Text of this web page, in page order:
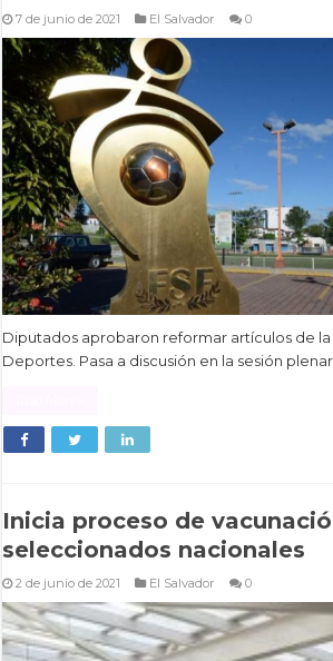
7 de junio de 2021 El Salvador 0
Diputados aprobaron reformar artículos de la
Deportes. Pasa a discusión en la sesión
Inicia proceso de
seleccionados nacionales
2 de junio de 2021 El Salvador 0